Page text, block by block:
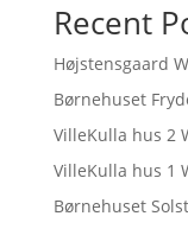
Recent
Højstensgaard
Børnehuset
VilleKulla hus 2
VilleKulla hus 1
Børnehuset